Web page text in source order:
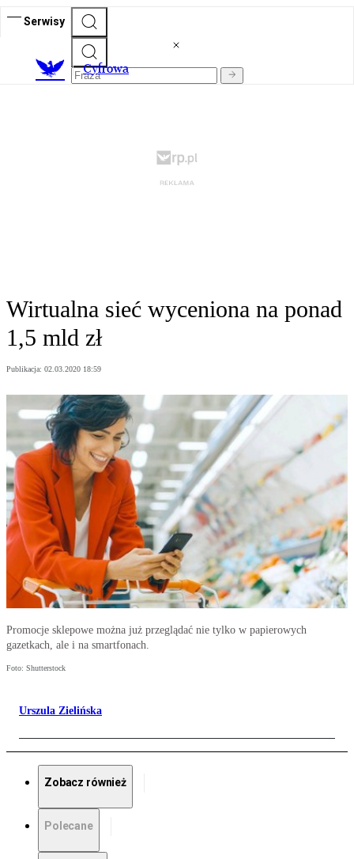
Serwisy
Cyfrowa
Wirtualna sieć wyceniona na ponad
1,5 mld zł
Publikacja: 02.03.2020 18:59
Promocje sklepowe można już przeglądać nie tylko w papierowych
gazetkach, ale i na smartfonach.
Foto: Shutterstock
Urszula Zielińska
Zobacz również
Polecane